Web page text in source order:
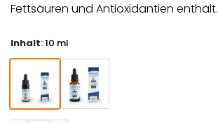
Fettsäuren und Antioxidantien enthält.
Inhalt:10 ml